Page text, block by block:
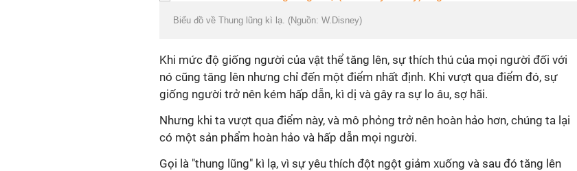
Biểu đồ về Thung lũng kì lạ. (Nguồn: W.Disney)
Khi mức độ giống người của vật thể tăng lên, sự thích thú của mọi người đối với
nó cũng tăng lên nhưng chỉ đến một điểm nhất định. Khi vượt qua điểm đó, sự
giống người trở nên kém hấp dẫn, kì dị và gây ra sự lo âu, sợ hãi.
Nhưng khi ta vượt qua điểm này, và mô phỏng trở nên hoàn hảo hơn, chúng ta lại
có một sản phẩm hoàn hảo và hấp dẫn mọi người.
Gọi là "thung lũng" kì lạ, vì sự yêu thích đột ngột giảm xuống và sau đó tăng lên